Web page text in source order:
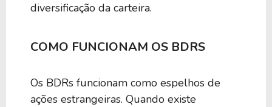
diversificação da carteira.
COMO FUNCIONAM OS BDRS
Os BDRs funcionam como espelhos de
ações estrangeiras. Quando existe